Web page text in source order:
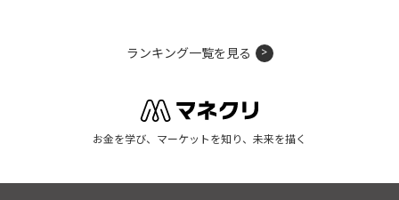
ランキング一覧を見る
お金を学び、マーケットを知り、未来を描く